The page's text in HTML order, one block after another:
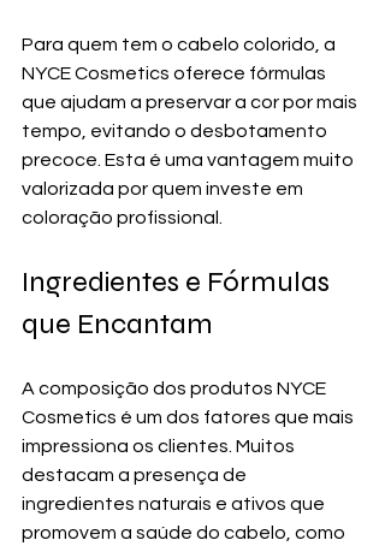
Para quem tem o cabelo colorido, a
NYCE Cosmetics oferece fórmulas
que ajudam a preservar a cor por mais
tempo, evitando o desbotamento
precoce. Esta é uma vantagem muito
valorizada por quem investe em
coloração profissional.
Ingredientes e Fórmulas
que Encantam
A composição dos produtos NYCE
Cosmetics é um dos fatores que mais
impressiona os clientes. Muitos
destacam a presença de
ingredientes naturais e ativos que
promovem a saúde do cabelo, como